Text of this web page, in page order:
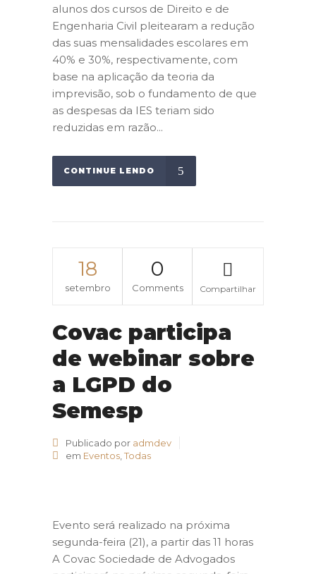
alunos dos cursos de Direito e de
Engenharia Civil pleitearam a redução
das suas mensalidades escolares em
40% e 30%, respectivamente, com
base na aplicação da teoria da
imprevisão, sob o fundamento de que
as despesas da IES teriam sido
reduzidas em razão...
CONTINUE LENDO
18
setembro
0
Comments Compartilhar
Covac participa
de webinar sobre
a LGPD do
Semesp
Publicado por admdev
em Eventos Todas
Evento será realizado na próxima
segunda-feira (21), a partir das 11 horas
A Covac Sociedade de Advogados